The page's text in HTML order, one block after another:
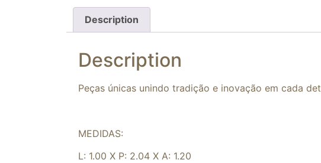
Description
Description
Peças únicas unindo tradição e inovação em cada
MEDIDAS:
L: 1.00 X P: 2.04 X A: 1.20